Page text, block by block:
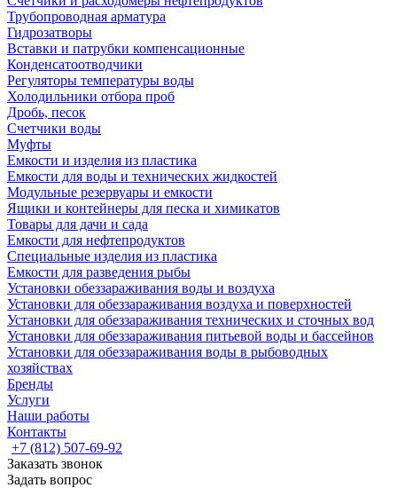
Трубопроводная арматура
Гидрозатворы
Вставки и патрубки компенсационные
Конденсатоотводчики
Регуляторы температуры воды
Холодильники отбора проб
Дробь, песок
Счетчики воды
Муфты
Емкости и изделия из пластика
Емкости для воды и технических жидкостей
Модульные резервуары и емкости
Ящики и контейнеры для песка и химикатов
Товары для дачи и сада
Емкости для нефтепродуктов
Специальные изделия из пластика
Емкости для разведения рыбы
Установки обеззараживания воды и воздуха
Установки для обеззараживания воздуха и поверхностей
Установки для обеззараживания технических и сточных вод
Установки для обеззараживания питьевой воды и бассейнов
Установки для обеззараживания воды в рыбоводных
хозяйствах
Бренды
Услуги
Наши работы
Контакты
+7 (812) 507-69-92
Заказать звонок
Задать вопрос